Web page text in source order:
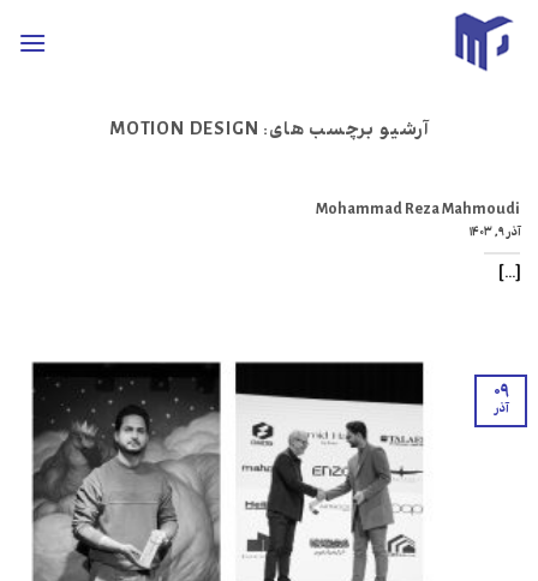
محتوا
آرشیو برچسب های: MOTION DESIGN
Mohammad Reza Mahmoudi
آذر ۹, ۱۴۰۳
[...]
۰۹
آذر